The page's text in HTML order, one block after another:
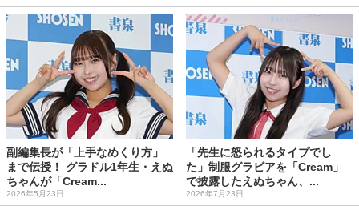
副編集長が「上手なめくり方」
まで伝授！ グラドル1年生・えぬ
ちゃんが「Cream...
2026年5月23日
「先生に怒られるタイプでし
た」制服グラビアを「Cream」
で披露したえぬちゃん、...
2026年7月23日